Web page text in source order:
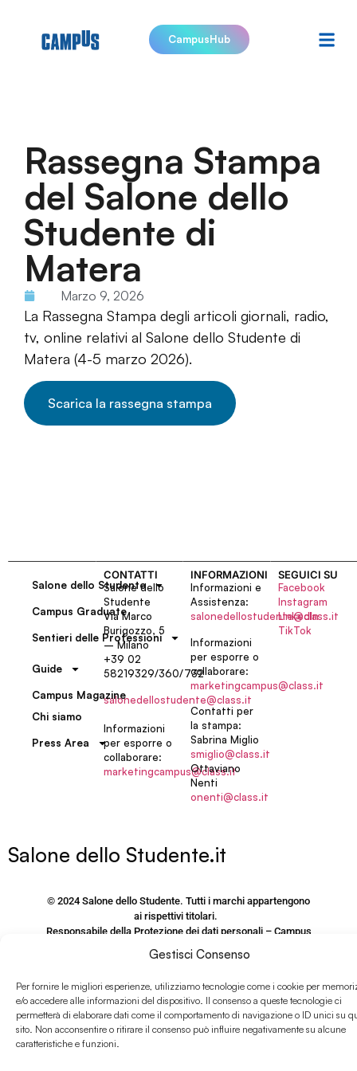
Gestisci Consenso
Per fornire le migliori esperienze, utilizziamo tecnologie come i cookie per
e/o accedere alle informazioni del dispositivo. Il consenso a queste tecnologie ci
permetterà di elaborare dati come il comportamento di navigazione o ID unici su
sito. Non acconsentire o ritirare il consenso può influire negativamente su alcune
caratteristiche e funzioni.
CampusHub
Rassegna Stampa
del Salone dello
Studente di
Matera
Marzo 9, 2026
La Rassegna Stampa degli articoli giornali, radio,
tv, online relativi al Salone dello Studente di
Matera (4-5 marzo 2026).
Scarica la rassegna stampa
Salone dello Studente
Campus Graduate
Sentieri delle Professioni
Guide
Campus Magazine
Chi siamo
Press Area
CONTATTI
Salone dello
Studente
Via Marco
Burigozzo, 5
– Milano
+39 02
58219329/360/732
salonedellostudente@class.it
Informazioni
per esporre o
collaborare:
marketingcampus@class.it
INFORMAZIONI
Informazioni e
Assistenza:
salonedellostudente@class.it
Informazioni
per esporre o
collaborare:
marketingcampus@class.it
Contatti per
la stampa:
Sabrina Miglio
smiglio@class.it
Ottaviano
Nenti
onenti@class.it
SEGUICI SU
Facebook
Instagram
LinkedIn
TikTok
Salone dello Studente.it
© 2024 Salone dello Studente. Tutti i marchi appartengono
ai rispettivi titolari.
Responsabile della Protezione dei dati personali – Campus
via M. Burigozzo 5 – 20122, Milano, email: Dpo@Class.It
P.IVA e CF 09406120155
PRIVACY POLICY SITO
www.salonedellostudente.it